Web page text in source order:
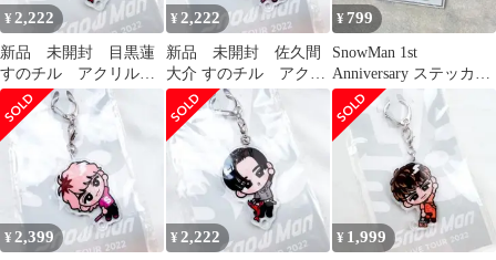
¥2,222
新品 未開封 目黒蓮
すのチル アクリルキ
ーホルダー S-2
¥2,222
新品 未開封 佐久間
大介 すのチル アクリ
ルキーホルダー S-1
¥799
SnowMan 1st
Anniversary ステッカー
缶バッジ 阿部亮平
¥2,399 ¥2,222 ¥ 1,999